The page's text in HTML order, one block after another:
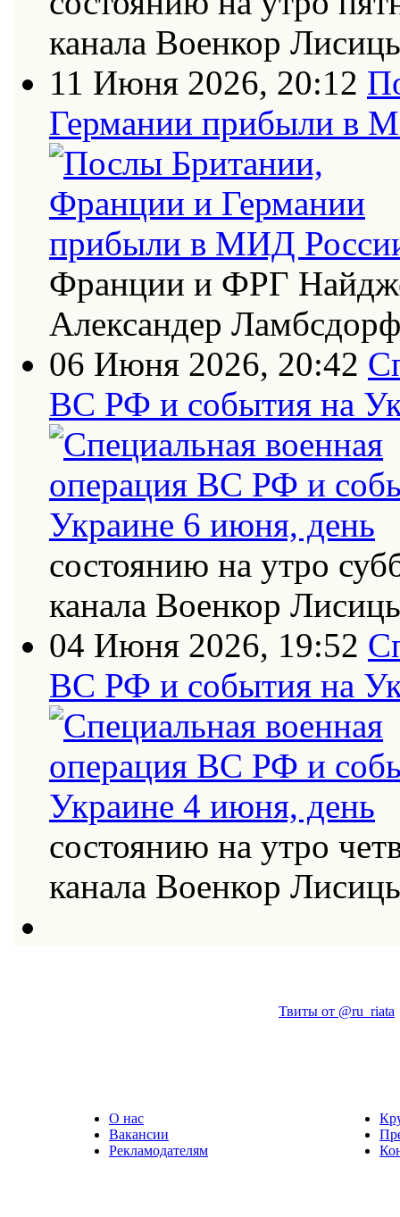
канала Военкор
11 Июня 2026, 20:12
Германии прибыли в
Франции и ФРГ
Александер
06 Июня 2026, 20:42
ВС РФ и события на
состоянию на утро
канала Военкор
04 Июня 2026, 19:52
ВС РФ и события на
состоянию на утро
канала Военкор
Твиты от @ru_riata
О нас
Вакансии
Рекламодателям